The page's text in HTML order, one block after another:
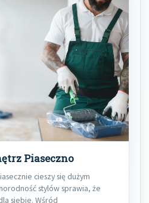
Piaseczno
cieszy się dużym
stylów sprawia, że
siebie. Wśród